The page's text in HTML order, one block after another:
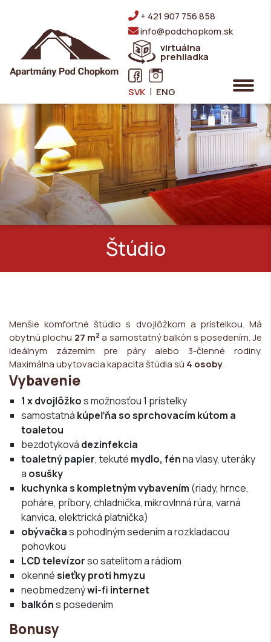
+ 421 907 756 858
info@podchopkom.sk
virtuálna
prehliadka
SVK | ENG
Štúdio
Menšie komfortné štúdio s dvojlôžkom a prístelkou. Má
obytnú plochu 27 m2 a samostatný balkón s posedením. Je
ideálnym zázemím pre páry alebo 3-členné rodiny.
Maximálna ubytovacia kapacita štúdia sú 4 osoby.
Vybavenie
1 x dvojlôžkos možnosťou 1 prístelky
samostatná kúpeľňa so sprchovacím kútom a
toaletou
bezdotyková dezinfekcia
toaletný papier, tekuté mydlo, fénna vlasy, uteráky
a osušky
kuchynka s kompletným vybavením (riady, hrnce,
poháre, príbory, chladnička, mikrovlnná rúra, varná
kanvica, elektrická platnička)
obývačkas pohodlným sedením a rozkladacou
pohovkou
LCD televízorso satelitom a rádiom
okennésieťky proti hmyzu
neobmedzenýwi-fi internet
balkóns posedením
Bonusy